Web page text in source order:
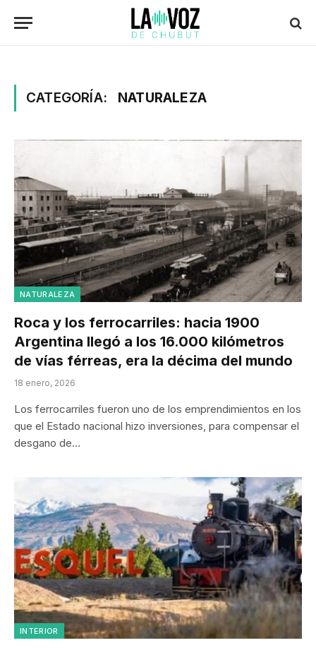
CATEGORÍA: NATURALEZA
NATURALEZA
Roca y los ferrocarriles: hacia 1900
Argentina llegó a los 16.000 kilómetros
de vías férreas, era la décima del mundo
18 enero, 2026
Los ferrocarriles fueron uno de los emprendimientos en los
que el Estado nacional hizo inversiones, para compensar el
desgano de…
INTERIOR